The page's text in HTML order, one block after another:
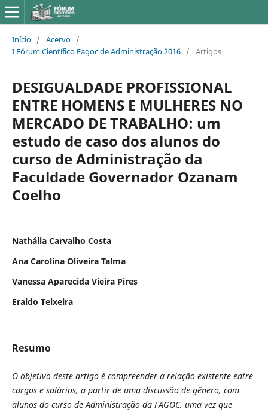
Início / Acervo /
I Fórum Científico Fagoc de Administração 2016 / Artigos
DESIGUALDADE PROFISSIONAL
ENTRE HOMENS E MULHERES NO
MERCADO DE TRABALHO: um
estudo de caso dos alunos do
curso de Administração da
Faculdade Governador Ozanam
Coelho
Nathália Carvalho Costa
Ana Carolina Oliveira Talma
Vanessa Aparecida Vieira Pires
Eraldo Teixeira
Resumo
O objetivo deste artigo é compreender a relação existente entre
cargos e salários, a partir de uma discussão de gênero, com
alunos do curso de Administração da FAGOC, uma vez que